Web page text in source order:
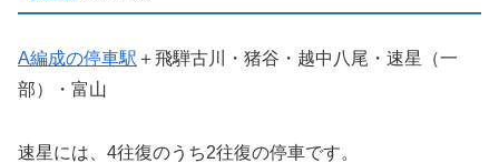
A編成の停車駅 ＋飛騨古川・猪谷・越中八尾・速星（一
部）・富山
速星には、4往復のうち2往復の停車です。